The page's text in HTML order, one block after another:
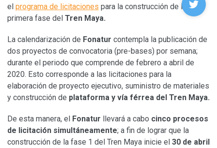
el programa de licitaciones para la construcción de la
primera fase del Tren Maya.
La calendarización de Fonatur contempla la publicación de
dos proyectos de convocatoria (pre-bases) por semana;
durante el periodo que comprende de febrero a abril de
2020. Esto corresponde a las licitaciones para la
elaboración de proyecto ejecutivo, suministro de materiales
y construcción de plataforma y vía férrea del Tren Maya.
De esta manera, el Fonatur llevará a cabo cinco procesos
de licitación simultáneamente; a fin de lograr que la
construcción de la fase 1 del Tren Maya inicie el 30 de abril